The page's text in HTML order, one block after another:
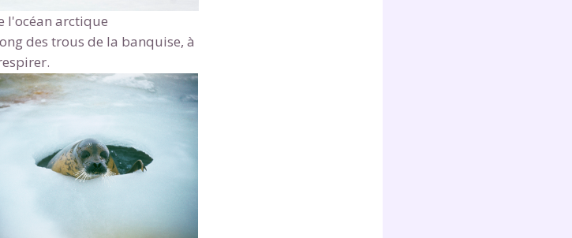
l'océan arctique
des trous de la banquise, à